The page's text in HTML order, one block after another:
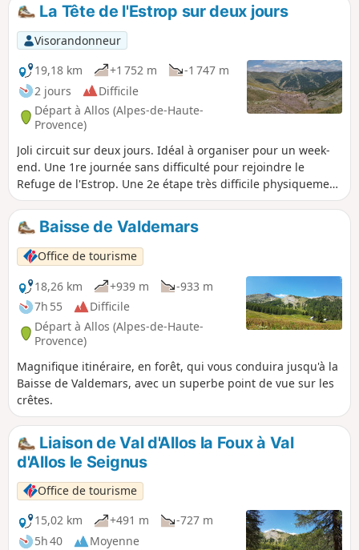
La Tête de l'Estrop sur deux jours
Visorandonneur
19,18 km
+1 752 m
-1 747 m
2 jours
Difficile
Départ à Allos (Alpes-de-Haute-
Provence)
Joli circuit sur deux jours. Idéal à organiser pour un week-
end. Une 1re journée sans difficulté pour rejoindre le
Refuge de l'Estrop. Une 2e étape très difficile physiquement
comportant des passages techniques, pouvant être
impressionnants lors de la traversée des pierriers. Des
panoramas des plus exceptionnels vous attendent à la
Baisse de l'Estrop et surtout au sommet de l'Estrop.
Baisse de Valdemars
Office de tourisme
18,26 km
+939 m
-933 m
7h 55
Difficile
Départ à Allos (Alpes-de-Haute-
Provence)
Magnifique itinéraire, en forêt, qui vous conduira jusqu'à la
Baisse de Valdemars, avec un superbe point de vue sur les
crêtes.
Liaison de Val d'Allos la Foux à Val
d'Allos le Seignus
Office de tourisme
15,02 km
+491 m
-727 m
5h 40
Moyenne